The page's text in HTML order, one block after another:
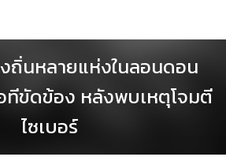
ถิ่นหลายแห่งในลอนดอน
ทีขัดข้อง หลังพบเหตุโจมตี
ไซเบอร์